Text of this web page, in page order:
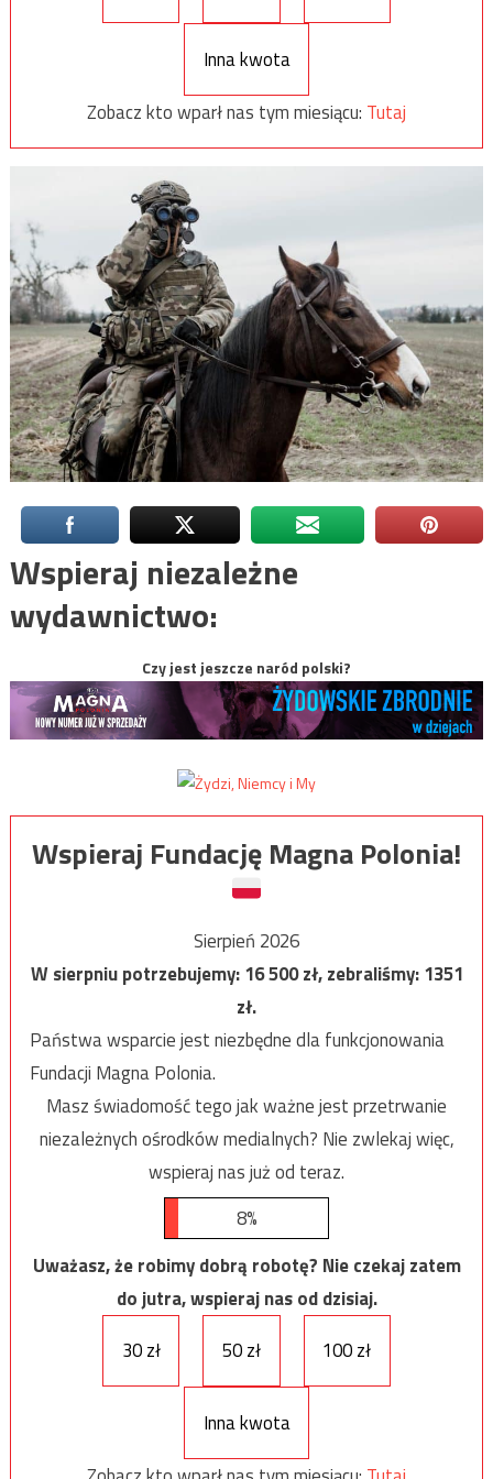
Inna kwota
Zobacz kto wparł nas tym miesiącu: Tutaj
Wspieraj niezależne
wydawnictwo:
Czy jest jeszcze naród polski?
Wspieraj Fundację Magna Polonia!
Sierpień 2026
W sierpniu potrzebujemy:16 500zł, zebraliśmy:1351
zł.
Państwa wsparcie jest niezbędne dla funkcjonowania
Fundacji Magna Polonia.
Masz świadomość tego jak ważne jest przetrwanie
niezależnych ośrodków medialnych? Nie zwlekaj więc,
wspieraj nas już od teraz.
8%
Uważasz, że robimy dobrą robotę? Nie czekaj zatem
do jutra, wspieraj nas od dzisiaj.
30 zł
50 zł 100 zł
Inna kwota